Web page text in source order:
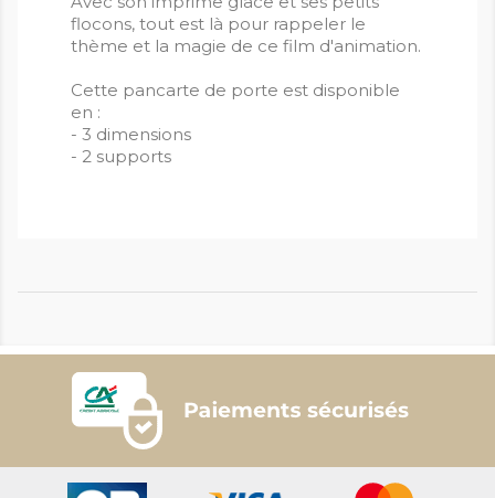
flocons, tout est là pour rappeler le
thème et la magie de ce film d'animation.
Cette pancarte de porte est disponible
en :
- 3 dimensions
- 2 supports